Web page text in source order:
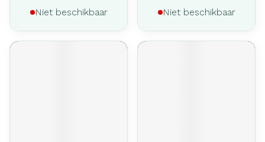
Niet beschikbaar Niet beschikbaar